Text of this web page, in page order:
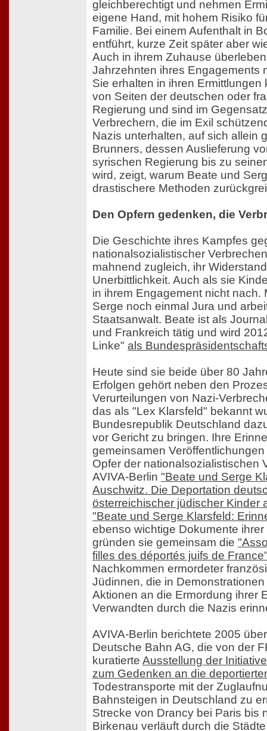
gleichberechtigt und nehmen
eigene Hand, mit hohem Risiko
Familie. Bei einem Aufenthalt in
entführt, kurze Zeit später aber
Auch in ihrem Zuhause
Jahrzehnten ihres Engagements
Sie erhalten in ihren
von Seiten der deutschen oder
Regierung und sind im
Verbrechern, die im Exil
Nazis unterhalten, auf sich allein
Brunners, dessen Auslieferung
syrischen Regierung bis zu
wird, zeigt, warum Beate und
drastischere Methoden
Den Opfern gedenken, die
Die Geschichte ihres Kampfes
nationalsozialistischer
mahnend zugleich, ihr
Unerbittlichkeit. Auch als sie
in ihrem Engagement nicht nach.
Serge noch einmal Jura und
Staatsanwalt. Beate ist als
und Frankreich tätig und wird
Linke" als
Heute sind sie beide über 80
Erfolgen gehört neben den
Verurteilungen von Nazi-
das als "Lex Klarsfeld" bekannt
Bundesrepublik Deutschland
vor Gericht zu bringen. Ihre
gemeinsamen
Opfer der nationalsozialistischen
AVIVA-Berlin "Beate und Serge
Auschwitz. Die Deportation
österreichischer jüdischer Kinder
"Beate und Serge Klarsfeld:
ebenso wichtige Dokumente
gründen sie gemeinsam die
filles des déportés juifs de
Nachkommen ermordeter
Jüdinnen, die in
Aktionen an die Ermordung ihrer
Verwandten durch die Nazis
AVIVA-Berlin berichtete 2005
Deutsche Bahn AG, die von der
kuratierte Ausstellung der
zum Gedenken an die
Todestransporte mit der
Bahnsteigen in Deutschland zu
Strecke von Drancy bei Paris bis
Birkenau verläuft durch die